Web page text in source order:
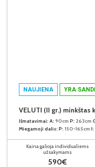
NAUJIENA YRA
VELUTI (II gr.) minkštas
Išmatavimai: A: 90cm P: 263cm
Miegamoji dalis: P: 150-165cm I:
Kaina galioja individualiems
užsakymams
590€